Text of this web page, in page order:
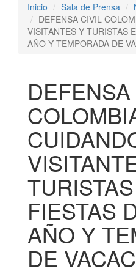
Inicio
Sala de Prensa
DEFENSA CIVIL
VISITANTES Y TURISTAS
AÑO Y TEMPORADA DE
FIESTAS
AÑO Y
DE